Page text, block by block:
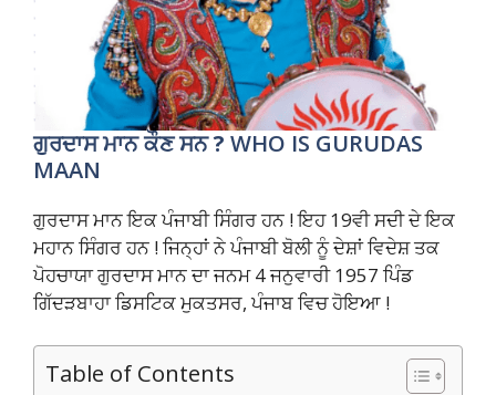
ਗੁਰਦਾਸ ਮਾਨ ਕੌਣ ਸਨ ? WHO IS GURUDAS
MAAN
ਗੁਰਦਾਸ ਮਾਨ ਇਕ ਪੰਜਾਬੀ ਸਿੰਗਰ ਹਨ ! ਇਹ 19ਵੀ ਸਦੀ ਦੇ ਇਕ
ਮਹਾਨ ਸਿੰਗਰ ਹਨ ! ਜਿਨ੍ਹਾਂ ਨੇ ਪੰਜਾਬੀ ਬੋਲੀ ਨੂੰ ਦੇਸ਼ਾਂ ਵਿਦੇਸ਼ ਤਕ
ਪੋਹਚਾਯਾ ਗੁਰਦਾਸ ਮਾਨ ਦਾ ਜਨਮ 4 ਜਨੁਵਾਰੀ 1957 ਪਿੰਡ
ਗਿੱਦੜਬਾਹਾ ਡਿਸਟਿਕ ਮੁਕਤਸਰ, ਪੰਜਾਬ ਵਿਚ ਹੋਇਆ !
Table of Contents